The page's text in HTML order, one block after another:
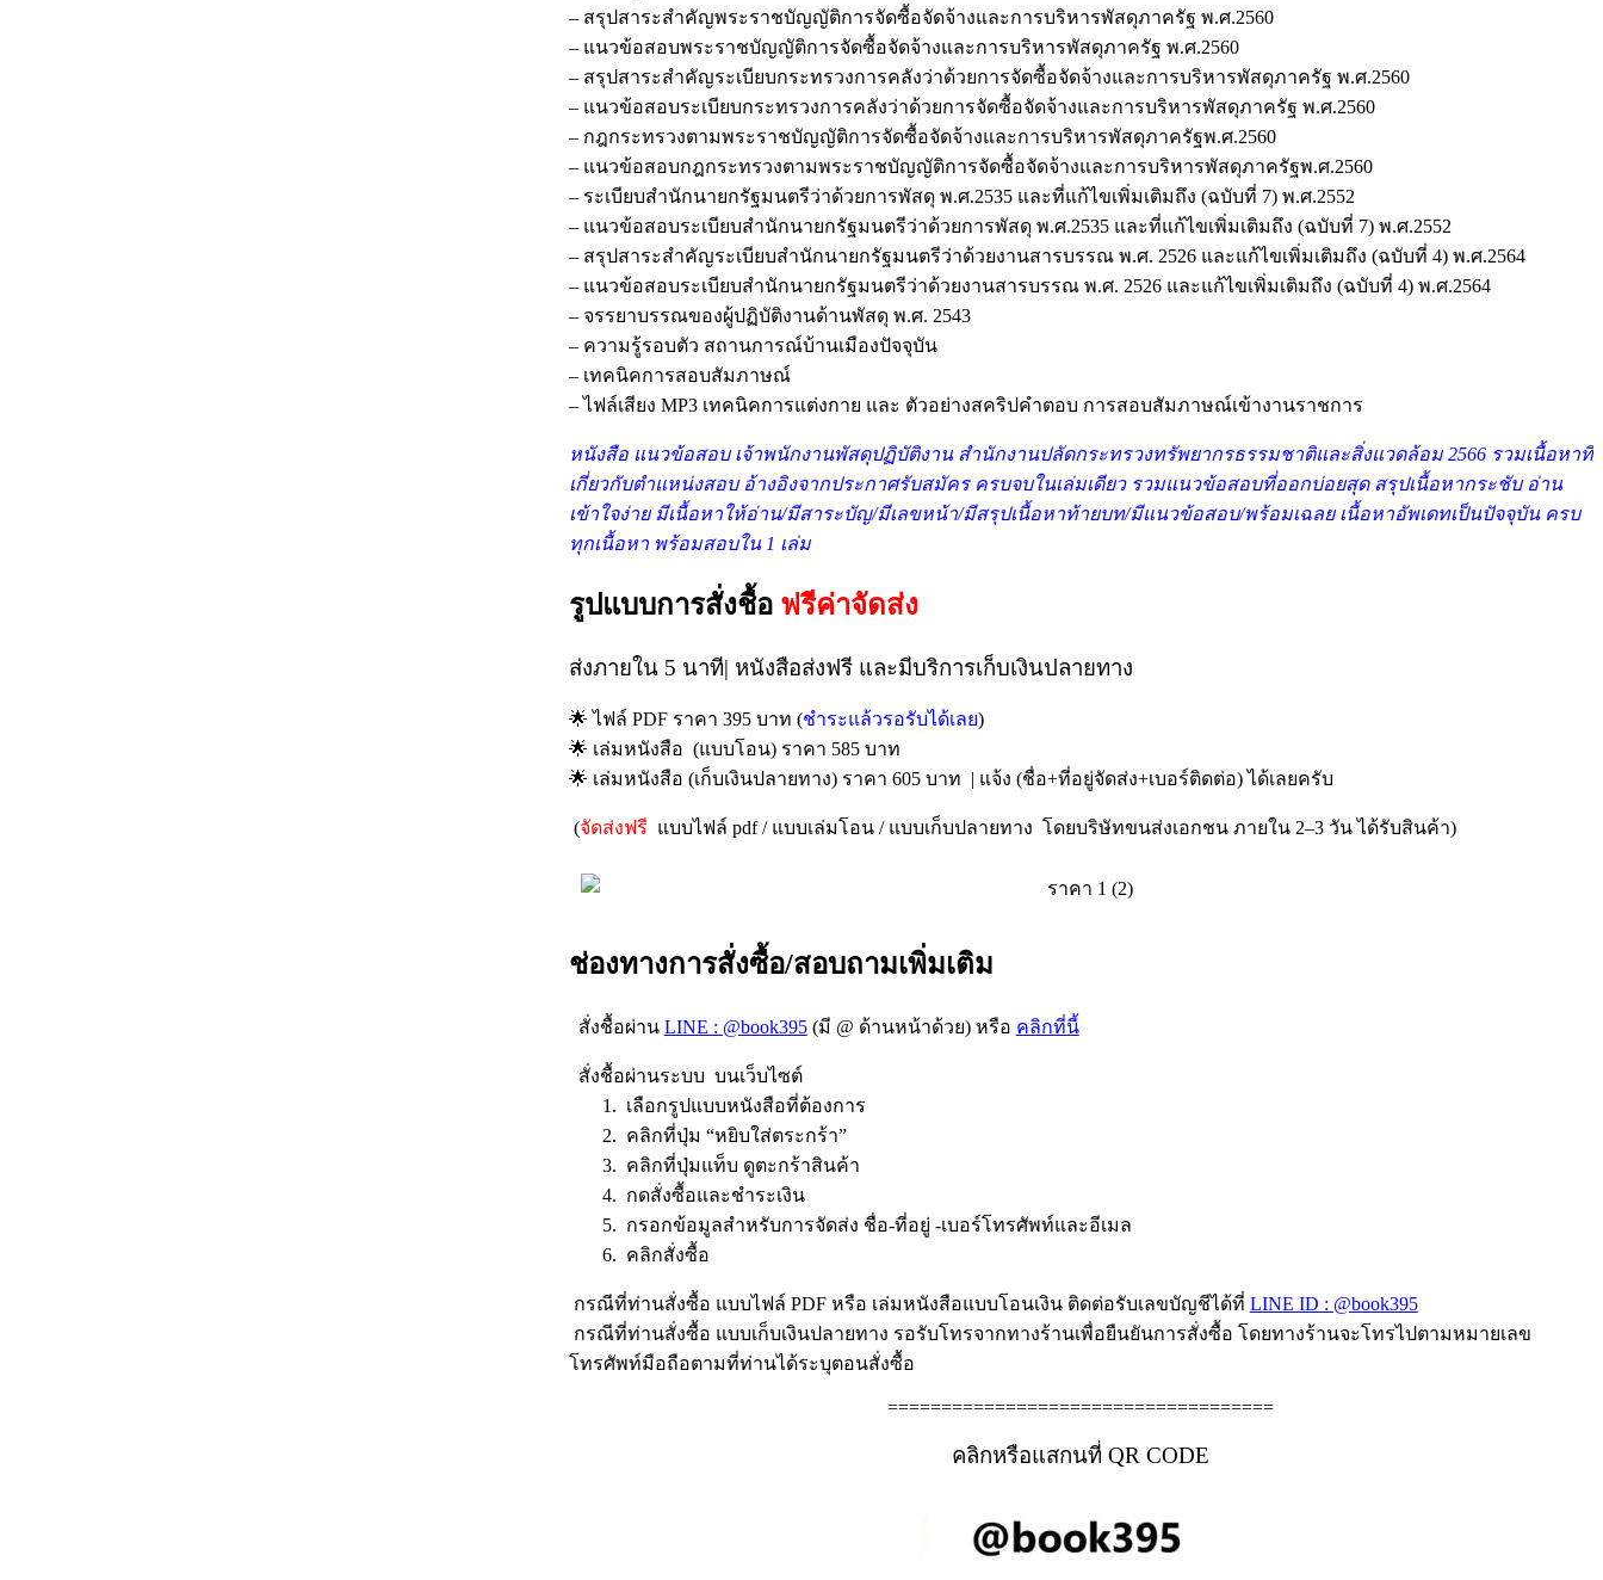
– สรุปสาระสำคัญพระราชบัญญัติการจัดซื้อจัดจ้างและการบริหารพัสดุภาครัฐ พ.ศ.2560
– แนวข้อสอบพระราชบัญญัติการจัดซื้อจัดจ้างและการบริหารพัสดุภาครัฐ พ.ศ.2560
– สรุปสาระสำคัญระเบียบกระทรวงการคลังว่าด้วยการจัดซื้อจัดจ้างและการบริหารพัสดุภาครัฐ พ.ศ.2560
– แนวข้อสอบระเบียบกระทรวงการคลังว่าด้วยการจัดซื้อจัดจ้างและการบริหารพัสดุภาครัฐ พ.ศ.2560
– กฎกระทรวงตามพระราชบัญญัติการจัดซื้อจัดจ้างและการบริหารพัสดุภาครัฐพ.ศ.2560
– แนวข้อสอบกฎกระทรวงตามพระราชบัญญัติการจัดซื้อจัดจ้างและการบริหารพัสดุภาครัฐพ.ศ.2560
– ระเบียบสำนักนายกรัฐมนตรีว่าด้วยการพัสดุ พ.ศ.2535 และที่แก้ไขเพิ่มเติมถึง (ฉบับที่ 7) พ.ศ.2552
– แนวข้อสอบระเบียบสำนักนายกรัฐมนตรีว่าด้วยการพัสดุ พ.ศ.2535 และที่แก้ไขเพิ่มเติมถึง (ฉบับที่ 7) พ.ศ.2552
– สรุปสาระสำคัญระเบียบสำนักนายกรัฐมนตรีว่าด้วยงานสารบรรณ พ.ศ. 2526 และแก้ไขเพิ่มเติมถึง (ฉบับที่ 4) พ.ศ.2564
– แนวข้อสอบระเบียบสำนักนายกรัฐมนตรีว่าด้วยงานสารบรรณ พ.ศ. 2526 และแก้ไขเพิ่มเติมถึง (ฉบับที่ 4) พ.ศ.2564
– จรรยาบรรณของผู้ปฏิบัติงานด้านพัสดุ พ.ศ. 2543
– ความรู้รอบตัว สถานการณ์บ้านเมืองปัจจุบัน
– เทคนิคการสอบสัมภาษณ์
– ไฟล์เสียง MP3 เทคนิคการแต่งกาย และ ตัวอย่างสคริปคำตอบ การสอบสัมภาษณ์เข้างานราชการ
หนังสือ แนวข้อสอบ เจ้าพนักงานพัสดุปฏิบัติงาน สำนักงานปลัดกระทรวงทรัพยากรธรรมชาติและสิ่งแวดล้อม 2566 รวมเนื้อหาที่
เกี่ยวกับตำแหน่งสอบ อ้างอิงจากประกาศรับสมัคร ครบจบในเล่มเดียว รวมแนวข้อสอบที่ออกบ่อยสุด สรุปเนื้อหากระชับ อ่าน
เข้าใจง่าย มีเนื้อหาให้อ่าน/มีสาระบัญ/มีเลขหน้า/มีสรุปเนื้อหาท้ายบท/มีแนวข้อสอบ/พร้อมเฉลย เนื้อหาอัพเดทเป็นปัจจุบัน ครบ
ทุกเนื้อหา พร้อมสอบใน 1 เล่ม
รูปแบบการสั่งชื้อ ฟรีค่าจัดส่ง
ส่งภายใน 5 นาที| หนังสือส่งฟรี และมีบริการเก็บเงินปลายทาง
🌟 ไฟล์ PDF ราคา 395 บาท (ชำระแล้วรอรับได้เลย)
🌟 เล่มหนังสือ (แบบโอน) ราคา 585 บาท
🌟 เล่มหนังสือ (เก็บเงินปลายทาง) ราคา 605 บาท | แจ้ง (ชื่อ+ที่อยู่จัดส่ง+เบอร์ติดต่อ) ได้เลยครับ
(จัดส่งฟรี แบบไฟล์ pdf / แบบเล่มโอน / แบบเก็บปลายทาง โดยบริษัทขนส่งเอกชน ภายใน 2–3 วัน ได้รับสินค้า)
ช่องทางการสั่งซื้อ/สอบถามเพิ่มเติม
สั่งชื้อผ่าน LINE : @book395(มี @ ด้านหน้าด้วย) หรือ คลิกที่นี้
สั่งชื้อผ่านระบบ บนเว็บไซต์
1. เลือกรูปแบบหนังสือที่ต้องการ
2. คลิกที่ปุ่ม “หยิบใส่ตระกร้า”
3. คลิกที่ปุ่มแท็บ ดูตะกร้าสินค้า
4. กดสั่งซื้อและชำระเงิน
5. กรอกข้อมูลสำหรับการจัดส่ง ชื่อ-ที่อยู่ -เบอร์โทรศัพท์และอีเมล
6. คลิกสั่งซื้อ
กรณีที่ท่านสั่งซื้อ แบบไฟล์ PDF หรือ เล่มหนังสือแบบโอนเงิน ติดต่อรับเลขบัญชีได้ที่ LINE ID : @book395
กรณีที่ท่านสั่งซื้อ แบบเก็บเงินปลายทาง รอรับโทรจากทางร้านเพื่อยืนยันการสั่งซื้อ โดยทางร้านจะโทรไปตามหมายเลข
โทรศัพท์มือถือตามที่ท่านได้ระบุตอนสั่งซื้อ
====================================
คลิกหรือแสกนที่ QR CODE